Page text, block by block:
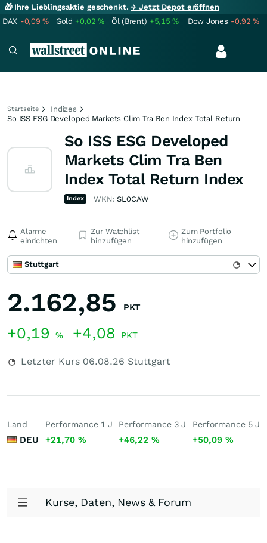
🎁 Ihre Lieblingsaktie geschenkt.→ Jetzt Depot eröffnen
DAX -0,09% Gold +0,02% Öl (Brent) +5,15% Dow Jones -0,92%
Startseite
Indizes
So ISS ESG Developed Markets Clim Tra Ben Index Total Return
So ISS ESG Developed
Markets Clim Tra Ben
Index Total Return Index
Index WKN:SL0CAW
Alarme
einrichten
Zur Watchlist
hinzufügen
Zum Portfolio
hinzufügen
Stuttgart
2.162,85 PKT
+0,19 % +4,08 PKT
Letzter Kurs 06.08.26 Stuttgart
Land
DEU
Performance 1 J
+21,70 %
Performance 3 J
+46,22%
Performance 5 J
+50,09 %
Kurse, Daten, News & Forum